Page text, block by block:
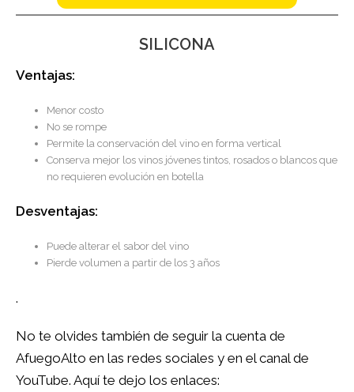
SILICONA
Ventajas:
Menor costo
No se rompe
Permite la conservación del vino en forma vertical
Conserva mejor los vinos jóvenes tintos, rosados o blancos que
no requieren evolución en botella
Desventajas:
Puede alterar el sabor del vino
Pierde volumen a partir de los 3 años
.
No te olvides también de seguir la cuenta de
AfuegoAlto en las redes sociales y en el canal de
YouTube. Aquí te dejo los enlaces: